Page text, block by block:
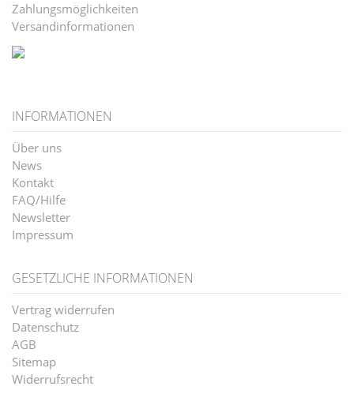
Zahlungsmöglichkeiten
Versandinformationen
INFORMATIONEN
Über uns
News
Kontakt
FAQ/Hilfe
Newsletter
Impressum
GESETZLICHE INFORMATIONEN
Vertrag widerrufen
Datenschutz
AGB
Sitemap
Widerrufsrecht